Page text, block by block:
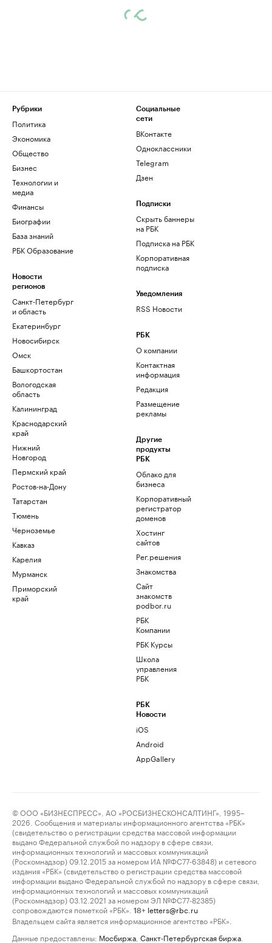
Рубрики
Политика
Экономика
Общество
Бизнес
Технологии и
медиа
Финансы
Биографии
База знаний
РБК Образование
Новости
регионов
Санкт-Петербург
и область
Екатеринбург
Новосибирск
Омск
Башкортостан
Вологодская
область
Калининград
Краснодарский
край
Нижний
Новгород
Пермский край
Ростов-на-Дону
Татарстан
Тюмень
Черноземье
Кавказ
Карелия
Мурманск
Приморский
край
Социальные
сети
ВКонтакте
Одноклассники
Telegram
Дзен
Подписки
Скрыть баннеры
на РБК
Подписка на РБК
Корпоративная
подписка
Уведомления
RSS Новости
РБК
О компании
Контактная
информация
Редакция
Размещение
рекламы
Другие
продукты
РБК
Облако для
бизнеса
Корпоративный
регистратор
доменов
Хостинг
сайтов
Рег.решения
Знакомства
Сайт
знакомств
podbor.ru
РБК
Компании
РБК Курсы
Школа
управления
РБК
РБК
Новости
iOS
Android
AppGallery
© ООО «БИЗНЕСПРЕСС», АО «РОСБИЗНЕСКОНСАЛТИНГ», 1995–
2026. Сообщения и материалы информационного агентства «РБК»
(свидетельство о регистрации средства массовой информации
выдано Федеральной службой по надзору в сфере связи,
информационных технологий и массовых коммуникаций
(Роскомнадзор) 09.12.2015 за номером ИА №ФС77-63848) и сетевого
издания «РБК» (свидетельство о регистрации средства массовой
информации выдано Федеральной службой по надзору в сфере связи,
информационных технологий и массовых коммуникаций
(Роскомнадзор) 03.12.2021 за номером ЭЛ №ФС77-82385)
сопровождаются пометкой «РБК».
18+ letters@rbc.ru
Владельцем сайта является информационное агентство «РБК».
Данные предоставлены: Мосбиржа Санкт-Петербургская биржа